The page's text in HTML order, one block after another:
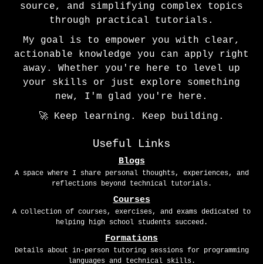
source, and simplifying complex topics
through practical tutorials.
My goal is to empower you with clear,
actionable knowledge you can apply right
away. Whether you're here to level up
your skills or just explore something
new, I'm glad you're here.
🚀 Keep learning. Keep building.
Useful Links
Blogs
A space where I share personal thoughts, experiences, and
reflections beyond technical tutorials.
Courses
A collection of courses, exercises, and exams dedicated to
helping high school students succeed.
Formations
Details about in-person tutoring sessions for programming
languages and technical skills.